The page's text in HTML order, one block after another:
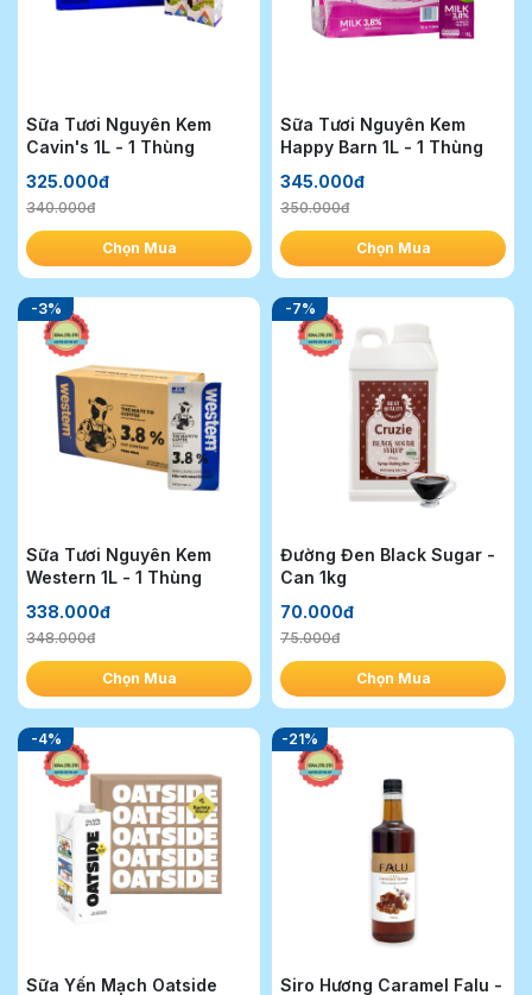
Sữa Tươi Nguyên Kem
Cavin's 1L - 1 Thùng
325.000đ
340.000đ
Chọn Mua
Sữa Tươi Nguyên Kem
Happy Barn 1L - 1 Thùng
345.000đ
350.000đ
Chọn Mua
Sữa Tươi Nguyên Kem
Western 1L - 1 Thùng
338.000đ
348.000đ
-3%
Chọn Mua
Đường Đen Black Sugar -
Can 1kg
70.000đ
75.000đ
-7%
Chọn Mua
Sữa Yến Mạch Oatside
-4%
Siro Hương Caramel Falu -
-21%